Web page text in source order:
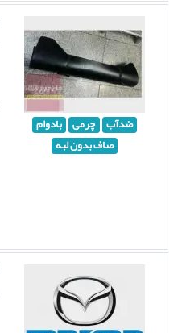
ضدآب چرمی بادوام
صاف بدون لبه